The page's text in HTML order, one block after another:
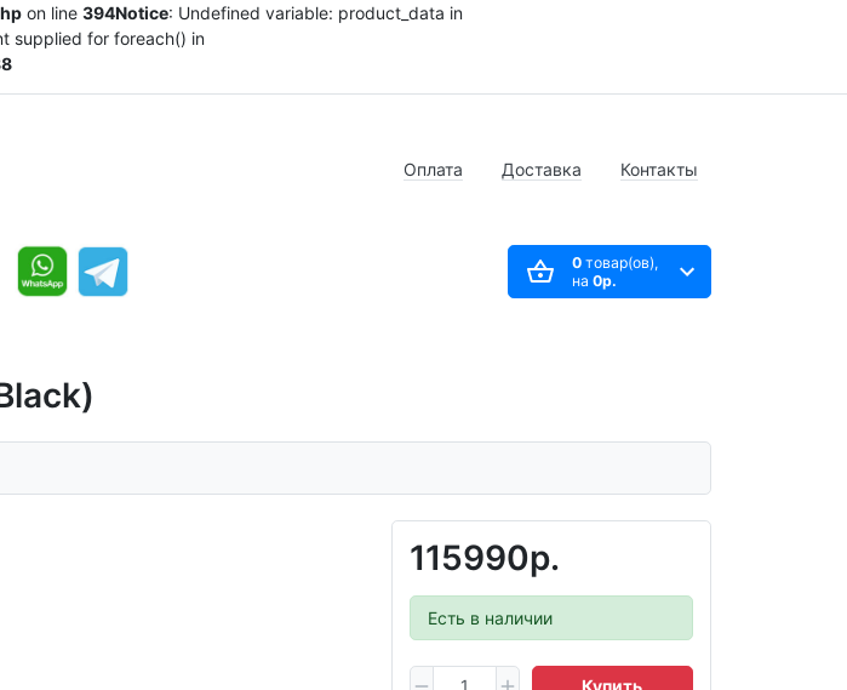
on line 394Notice: Undefined variable: product_data in
supplied for foreach() in
Оплата Доставка Контакты
0товар(ов),
на 0р.
115990р.
Есть в наличии